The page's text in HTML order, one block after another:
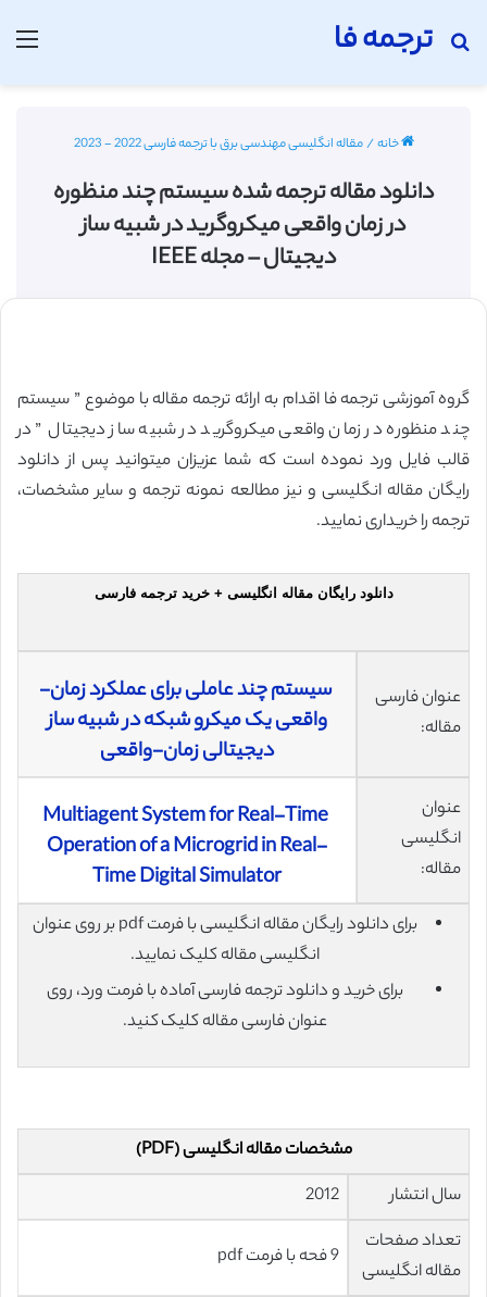
ترجمه فا
جستجو برای
خانه/مقاله انگلیسی مهندسی برق با ترجمه فارسی 2022 - 2023
دانلود مقاله ترجمه شده سیستم چند منظوره
در زمان واقعی میکروگرید در شبیه ساز
دیجیتال – مجله IEEE
گروه آموزشی ترجمه فا اقدام به ارائه ترجمه مقاله با موضوع ” سیستم
چند منظوره در زمان واقعی میکروگرید در شبیه ساز دیجیتال ” در
قالب فایل ورد نموده است که شما عزیزان میتوانید پس از دانلود
رایگان مقاله انگلیسی و نیز مطالعه نمونه ترجمه و سایر مشخصات،
ترجمه را خریداری نمایید.
دانلود رایگان مقاله انگلیسی + خرید ترجمه فارسی
عنوان فارسی
مقاله:
سیستم چند عاملی برای عملکرد زمان-
واقعی یک میکرو شبکه در شبیه ساز
دیجیتالی زمان-واقعی
عنوان
انگلیسی
مقاله:
Multiagent System for Real-Time
Operation of a Microgrid in Real-
Time Digital Simulator
برای دانلود رایگان مقاله انگلیسی با فرمت pdf بر روی عنوان
انگلیسی مقاله کلیک نمایید.
برای خرید و دانلود ترجمه فارسی آماده با فرمت ورد، روی
عنوان فارسی مقاله کلیک کنید.
مشخصات مقاله انگلیسی (PDF)
سال انتشار
2012
تعداد صفحات
مقاله انگلیسی
9 فحه با فرمت pdf